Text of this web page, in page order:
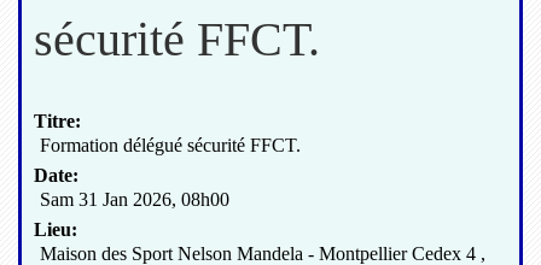
sécurité FFCT.
Titre:
Formation délégué sécurité FFCT.
Date:
Sam 31 Jan 2026, 08h00
Lieu:
Maison des Sport Nelson Mandela - Montpellier Cedex 4 ,